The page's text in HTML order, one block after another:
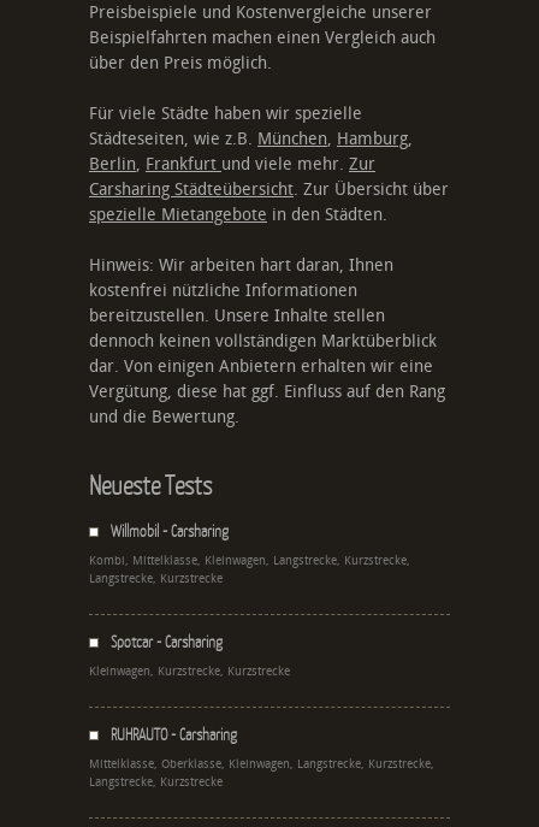
Preisbeispiele und Kostenvergleiche unserer
Beispielfahrten machen einen Vergleich auch
über den Preis möglich.
Für viele Städte haben wir spezielle
Städteseiten, wie z.B. München, Hamburg,
Berlin, Frankfurt und viele mehr. Zur
Carsharing Städteübersicht. Zur Übersicht über
spezielle Mietangebote in den Städten.
Hinweis: Wir arbeiten hart daran, Ihnen
kostenfrei nützliche Informationen
bereitzustellen. Unsere Inhalte stellen
dennoch keinen vollständigen Marktüberblick
dar. Von einigen Anbietern erhalten wir eine
Vergütung, diese hat ggf. Einfluss auf den Rang
und die Bewertung.
Neueste Tests
Willmobil - Carsharing
Kombi, Mittelklasse, Kleinwagen, Langstrecke, Kurzstrecke,
Langstrecke, Kurzstrecke
Spotcar - Carsharing
Kleinwagen, Kurzstrecke, Kurzstrecke
RUHRAUTO - Carsharing
Mittelklasse, Oberklasse, Kleinwagen, Langstrecke, Kurzstrecke,
Langstrecke, Kurzstrecke